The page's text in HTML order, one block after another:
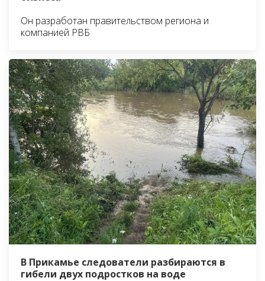
Он разработан правительством региона и
компанией РВБ
В Прикамье следователи разбираются в
гибели двух подростков на воде